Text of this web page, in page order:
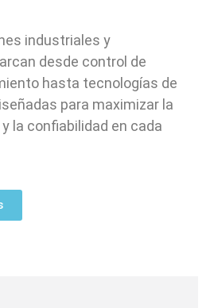
industriales y
desde control de
hasta tecnologías de
para maximizar la
la confiabilidad en cada